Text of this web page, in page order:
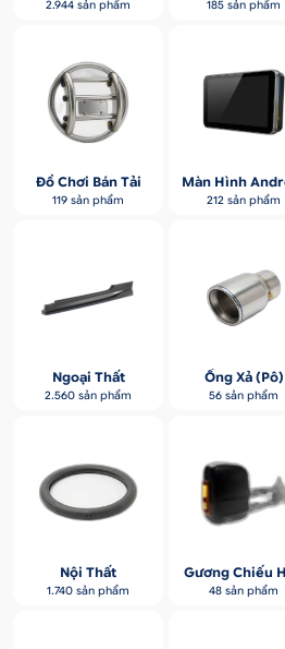
2.944 sản phẩm 185 sản phẩm
Đồ Chơi Bán Tải
119 sản phẩm
Màn Hình
212 sản phẩm
Ngoại Thất
2.560 sản phẩm
Ống Xả (pô)
56 sản phẩm
Nội Thất
1.740 sản phẩm
Gương Chiếu
48 sản phẩm